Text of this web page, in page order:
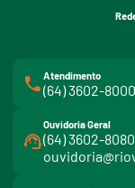
Atendimento
(64) 3602-8000
Ouvidoria Geral
(64) 3602-8080